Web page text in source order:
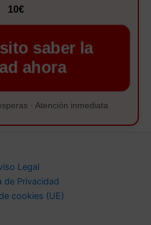
10€
saber la
ahora
· Atención inmediata
Legal
de Privacidad
cookies (UE)